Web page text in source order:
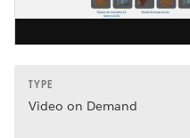
TYPE
Video on Demand